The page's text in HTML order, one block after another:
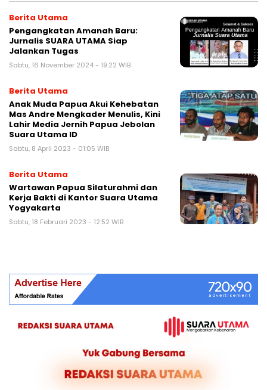
Berita Utama
Pengangkatan Amanah Baru:
Jurnalis SUARA UTAMA Siap
Jalankan Tugas
Sabtu, 16 November 2024 - 19:22 WIB
Berita Utama
Anak Muda Papua Akui Kehebatan
Mas Andre Mengkader Menulis, Kini
Lahir Media Jernih Papua Jebolan
Suara Utama ID
Sabtu, 8 April 2023 - 01:05 WIB
Berita Utama
Wartawan Papua Silaturahmi dan
Kerja Bakti di Kantor Suara Utama
Yogyakarta
Sabtu, 18 Februari 2023 - 12:52 WIB